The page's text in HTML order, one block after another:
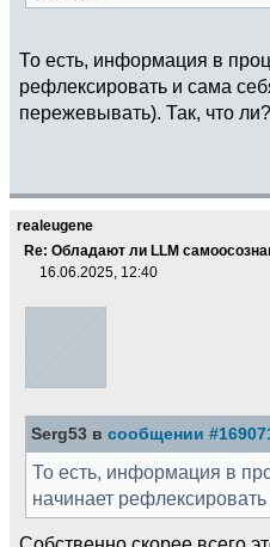
То есть, информация в
рефлексировать и сама
пережевывать). Так, что ли?
realeugene
Re: Обладают ли LLM
16.06.2025, 12:40
Serg53 в сообщении
То есть, информация в
начинает